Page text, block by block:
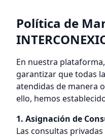
Política de
En nuestra
garantizar que todas
atendidas de manera
ello, hemos
1. Asignación de
Las consultas